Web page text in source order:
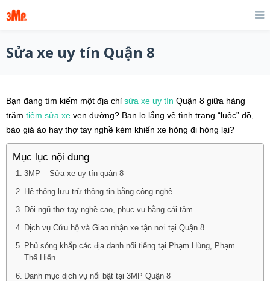
Sửa xe uy tín Quận 8
Bạn đang tìm kiếm một địa chỉ sửa xe uy tín Quận 8 giữa hàng
trăm tiệm sửa xe ven đường? Bạn lo lắng về tình trạng “luộc” đồ,
báo giá ảo hay thợ tay nghề kém khiến xe hỏng đi hỏng lại?
Mục lục nội dung
3MP – Sửa xe uy tín quận 8
Hệ thống lưu trữ thông tin bằng công nghệ
Đội ngũ thợ tay nghề cao, phục vụ bằng cái tâm
Dịch vụ Cứu hộ và Giao nhận xe tận nơi tại Quận 8
Phủ sóng khắp các địa danh nổi tiếng tại Phạm Hùng, Phạm
Thế Hiển
Danh mục dịch vụ nổi bật tại 3MP Quận 8